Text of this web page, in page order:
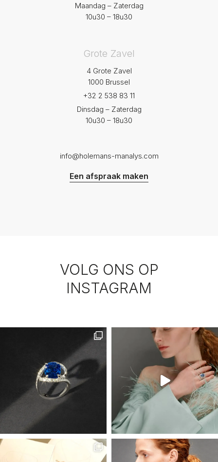
Maandag – Zaterdag
10u30 – 18u30
Grote Zavel
4 Grote Zavel
1000 Brussel
+32 2 538 83 11
Dinsdag – Zaterdag
10u30 – 18u30
info@holemans-manalys.com
Een afspraak maken
VOLG ONS OP
INSTAGRAM